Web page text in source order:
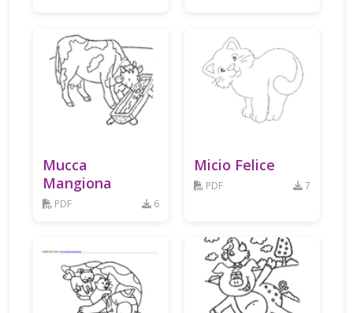
Mucca
Mangiona
PDF 6
Micio Felice
PDF 7